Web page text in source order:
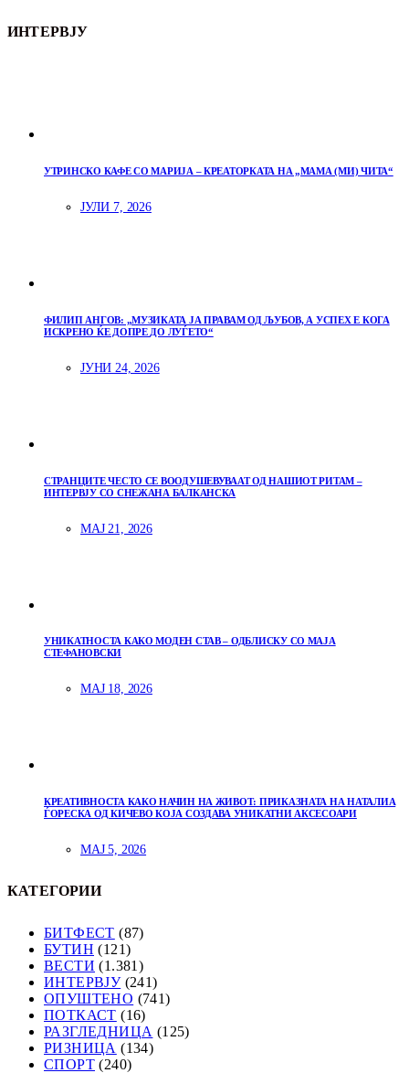
ИНТЕРВЈУ
УТРИНСКО КАФЕ СО МАРИЈА – КРЕАТОРКАТА НА „МАМА (МИ) ЧИТА“
ЈУЛИ 7, 2026
ФИЛИП АНГОВ: „МУЗИКАТА ЈА ПРАВАМ ОД ЉУБОВ, А УСПЕХ Е КОГА
ИСКРЕНО ЌЕ ДОПРЕ ДО ЛУЃЕТО“
ЈУНИ 24, 2026
СТРАНЦИТЕ ЧЕСТО СЕ ВООДУШЕВУВААТ ОД НАШИОТ РИТАМ –
ИНТЕРВЈУ СО СНЕЖАНА БАЛКАНСКА
МАЈ 21, 2026
УНИКАТНОСТА КАКО МОДЕН СТАВ – ОДБЛИСКУ СО МАЈА
СТЕФАНОВСКИ
МАЈ 18, 2026
КРЕАТИВНОСТА КАКО НАЧИН НА ЖИВОТ: ПРИКАЗНАТА НА НАТАЛИА
ЃОРЕСКА ОД КИЧЕВО КОЈА СОЗДАВА УНИКАТНИ АКСЕСОАРИ
МАЈ 5, 2026
КАТЕГОРИИ
БИТФЕСТ (87)
БУТИН (121)
ВЕСТИ (1.381)
ИНТЕРВЈУ(241)
ОПУШТЕНО (741)
ПОТКАСТ (16)
РАЗГЛЕДНИЦА (125)
РИЗНИЦА (134)
СПОРТ (240)